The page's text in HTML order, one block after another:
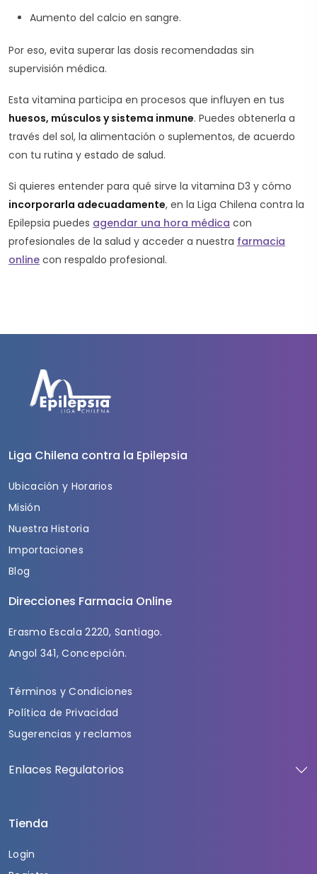
Aumento del calcio en sangre.
Por eso, evita superar las dosis recomendadas sin
supervisión médica.
Esta vitamina participa en procesos que influyen en tus
huesos, músculos y sistema inmune. Puedes obtenerla a
través del sol, la alimentación o suplementos, de acuerdo
con tu rutina y estado de salud.
Si quieres entender para qué sirve la vitamina D3 y cómo
incorporarla adecuadamente, en la Liga Chilena contra la
Epilepsia puedes agendar una hora médica con
profesionales de la salud y acceder a nuestra farmacia
online con respaldo profesional.
Liga Chilena contra la Epilepsia
Ubicación y Horarios
Misión
Nuestra Historia
Importaciones
Blog
Direcciones Farmacia Online
Erasmo Escala 2220, Santiago.
Angol 341, Concepción.
Términos y Condiciones
Política de Privacidad
Sugerencias y reclamos
Enlaces Regulatorios
Tienda
Login